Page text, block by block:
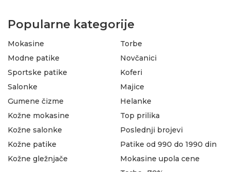
Popularne kategorije
Mokasine
Modne patike
Sportske patike
Salonke
Gumene čizme
Torbe
Novčanici
Koferi
Majice
Helanke
Kožne mokasine
Kožne salonke
Kožne patike
Kožne gležnjače
Top prilika
Poslednji brojevi
Patike od 990 do 1990 din
Mokasine upola cene